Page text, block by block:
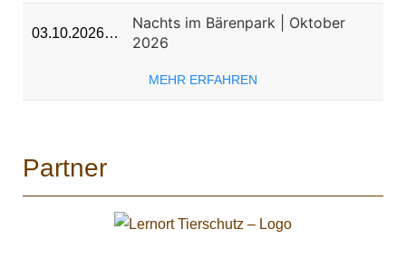
03.10.2026…
Nachts im Bärenpark | Oktober
2026
MEHR ERFAHREN
Partner